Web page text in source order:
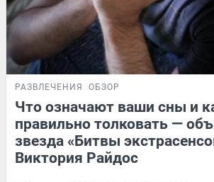
РАЗВЛЕЧЕНИЯ ОБЗОР
Что означают ваши сны и
правильно толковать —
звезда «Битвы
Виктория Райдос